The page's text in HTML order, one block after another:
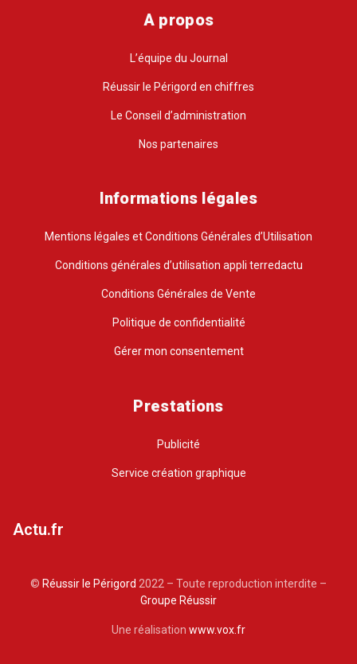
A propos
L’équipe du Journal
Réussir le Périgord en chiffres
Le Conseil d’administration
Nos partenaires
Informations légales
Mentions légales et Conditions Générales d’Utilisation
Conditions générales d’utilisation appli terredactu
Conditions Générales de Vente
Politique de confidentialité
Gérer mon consentement
Prestations
Publicité
Service création graphique
Actu.fr
© Réussir le Périgord 2022 – Toute reproduction interdite –
Groupe Réussir
Une réalisation www.vox.fr